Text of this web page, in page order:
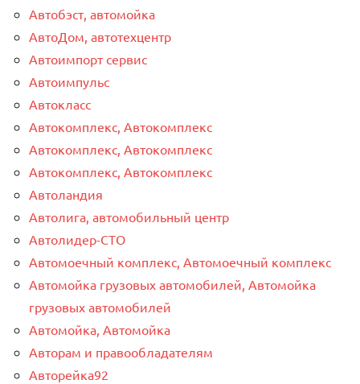
Автобэст, автомойка
АвтоДом, автотехцентр
Автоимпорт сервис
Автоимпульс
Автокласс
Автокомплекс, Автокомплекс
Автокомплекс, Автокомплекс
Автокомплекс, Автокомплекс
Автоландия
Автолига, автомобильный центр
Автолидер-СТО
Автомоечный комплекс, Автомоечный комплекс
Автомойка грузовых автомобилей, Автомойка
грузовых автомобилей
Автомойка, Автомойка
Авторам и правообладателям
Авторейка92